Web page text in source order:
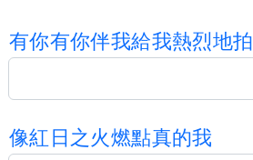
有你有你伴我給我熱烈地拍
像紅 日 之 火燃點真的我